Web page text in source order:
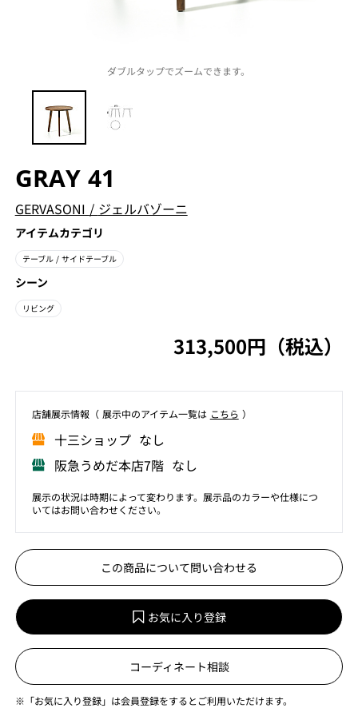
ダブルタップでズームできます。
GRAY 41
GERVASONI / ジェルバゾーニ
アイテムカテゴリ
テーブル / サイドテーブル
シーン
リビング
313,500円（税込）
店舗展⽰情報（ 展⽰中のアイテム⼀覧は こちら ）
⼗三ショップ なし
阪急うめだ本店7階 なし
展示の状況は時期によって変わります。展示品のカラーや仕様につ
いてはお問い合わせください。
この商品について問い合わせる
お気に入り登録
コーディネート相談
※「お気に入り登録」は会員登録をするとご利用いただけます。